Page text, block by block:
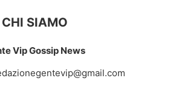
CHI SIAMO
Vip Gossip News